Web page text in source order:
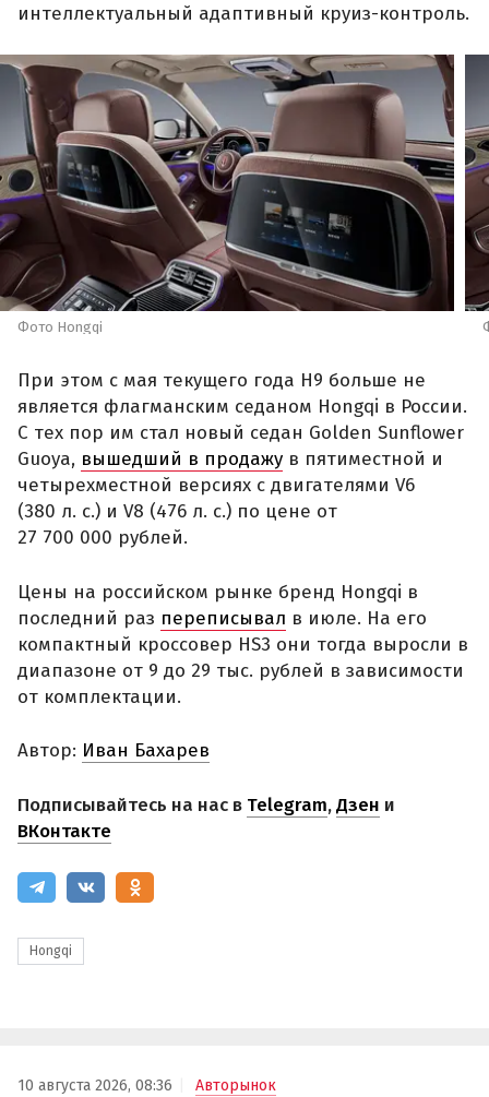
интеллектуальный адаптивный круиз-контроль.
Фото Hongqi
При этом с мая текущего года H9 больше не
является флагманским седаном Hongqi в России.
С тех пор им стал новый седан Golden Sunflower
Guoya, вышедший в продажу в пятиместной и
четырехместной версиях с двигателями V6
(380 л. с.) и V8 (476 л. с.) по цене от
27 700 000 рублей.
Цены на российском рынке бренд Hongqi в
последний раз переписывал в июле. На его
компактный кроссовер HS3 они тогда выросли в
диапазоне от 9 до 29 тыс. рублей в зависимости
от комплектации.
Автор: Иван Бахарев
Подписывайтесь на нас в Telegram,Дзен и
ВКонтакте
Hongqi
10 августа 2026, 08:36 Авторынок